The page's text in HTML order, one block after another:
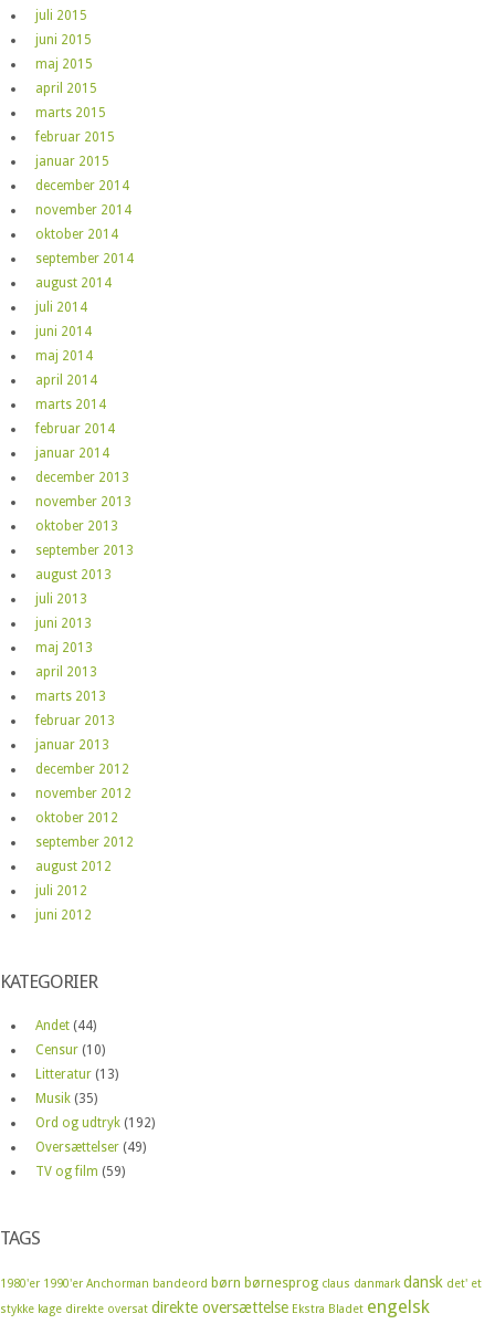
juli 2015
juni 2015
maj 2015
april 2015
marts 2015
februar 2015
januar 2015
december 2014
november 2014
oktober 2014
september 2014
august 2014
juli 2014
juni 2014
maj 2014
april 2014
marts 2014
februar 2014
januar 2014
december 2013
november 2013
oktober 2013
september 2013
august 2013
juli 2013
juni 2013
maj 2013
april 2013
marts 2013
februar 2013
januar 2013
december 2012
november 2012
oktober 2012
september 2012
august 2012
juli 2012
juni 2012
KATEGORIER
Andet (44)
Censur (10)
Litteratur (13)
Musik (35)
Ord og udtryk (192)
Oversættelser (49)
TV og film (59)
TAGS
1980'er 1990'er Anchorman bandeord børn børnesprog claus danmark dansk det' et
stykke kage direkte oversat direkte oversættelse Ekstra Bladet engelsk